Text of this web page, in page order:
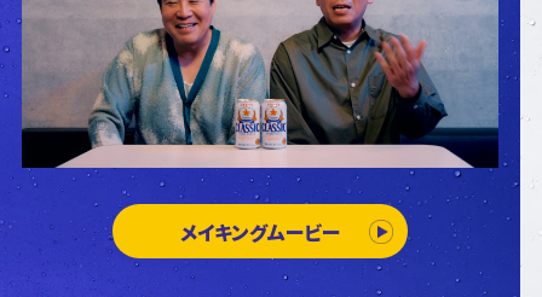
メイキングムービー